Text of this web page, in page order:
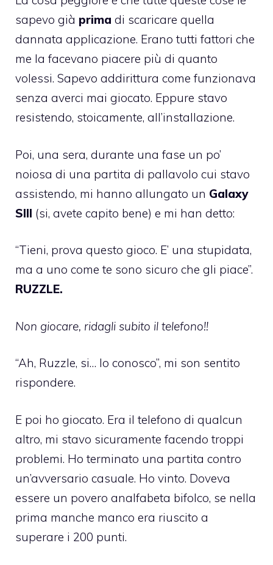
sapevo già prima di scaricare quella
dannata applicazione. Erano tutti fattori che
me la facevano piacere più di quanto
volessi. Sapevo addirittura come funzionava
senza averci mai giocato. Eppure stavo
resistendo, stoicamente, all’installazione.
Poi, una sera, durante una fase un po’
noiosa di una partita di pallavolo cui stavo
assistendo, mi hanno allungato un Galaxy
SIII (si, avete capito bene) e mi han detto:
“Tieni, prova questo gioco. E’ una stupidata,
ma a uno come te sono sicuro che gli piace”.
RUZZLE.
Non giocare, ridagli subito il telefono!!
“Ah, Ruzzle, si… lo conosco”, mi son sentito
rispondere.
E poi ho giocato. Era il telefono di qualcun
altro, mi stavo sicuramente facendo troppi
problemi. Ho terminato una partita contro
un’avversario casuale. Ho vinto. Doveva
essere un povero analfabeta bifolco, se nella
prima manche manco era riuscito a
superare i 200 punti.